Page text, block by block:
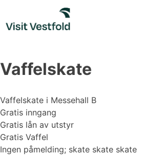
content
Vaffelskate
Vaffelskate i Messehall B
Gratis inngang
Gratis lån av utstyr
Gratis Vaffel
Ingen påmelding; skate skate skate